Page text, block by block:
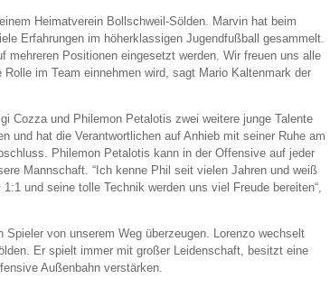
Heimatverein Bollschweil-Sölden. Marvin hat beim
Erfahrungen im höherklassigen Jugendfußball gesammelt.
Positionen eingesetzt werden. Wir freuen uns alle
im Team einnehmen wird, sagt Mario Kaltenmark der
Cozza und Philemon Petalotis zwei weitere junge Talente
und hat die Verantwortlichen auf Anhieb mit seiner Ruhe am
Philemon Petalotis kann in der Offensive auf jeder
Mannschaft. “Ich kenne Phil seit vielen Jahren und weiß
und seine tolle Technik werden uns viel Freude bereiten“,
von unserem Weg überzeugen. Lorenzo wechselt
Er spielt immer mit großer Leidenschaft, besitzt eine
Außenbahn verstärken.